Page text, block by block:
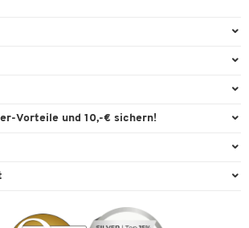
Vorteile und 10,-€ sichern!